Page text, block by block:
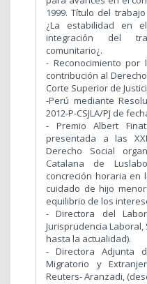
1999. Título del
¿La estabilidad en
integración del
comunitario¿.
- Reconocimiento
contribución al
Corte Superior de
-Perú mediante
2012-P-CSJLA/PJ de
- Premio Albert
presentada a las
Derecho Social
Catalana de
concreción horaria en
cuidado de hijo
equilibrio de los
- Directora del
Jurisprudencia Laboral,
hasta la actualidad).
- Directora Adjunta
Migratorio y
Reuters- Aranzadi,